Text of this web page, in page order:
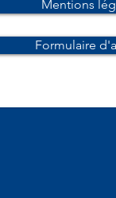
Mentions
Formulaire